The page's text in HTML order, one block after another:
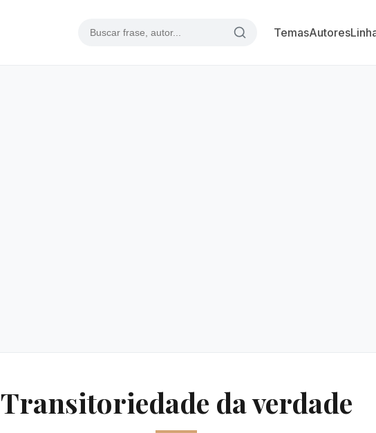
TemasAutores
Transitoriedade da verdade